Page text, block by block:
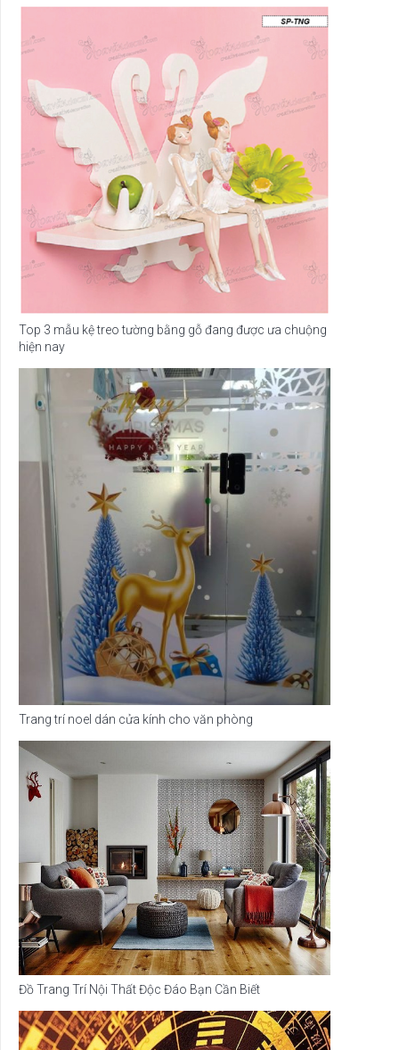
Top 3 mẫu kệ treo tường bằng gỗ đang được ưa chuộng
hiện nay
Trang trí noel dán cửa kính cho văn phòng
Đồ Trang Trí Nội Thất Độc Đáo Bạn Cần Biết